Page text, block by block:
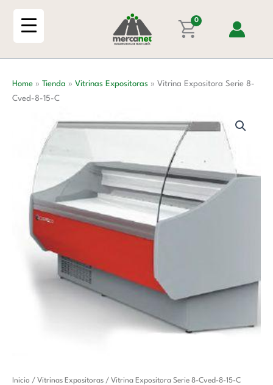
0
Home » Tienda » Vitrinas Expositoras » Vitrina Expositora Serie 8-
Cved-8-15-C
Inicio / Vitrinas Expositoras / Vitrina Expositora Serie 8-Cved-8-15-C
Vitrina